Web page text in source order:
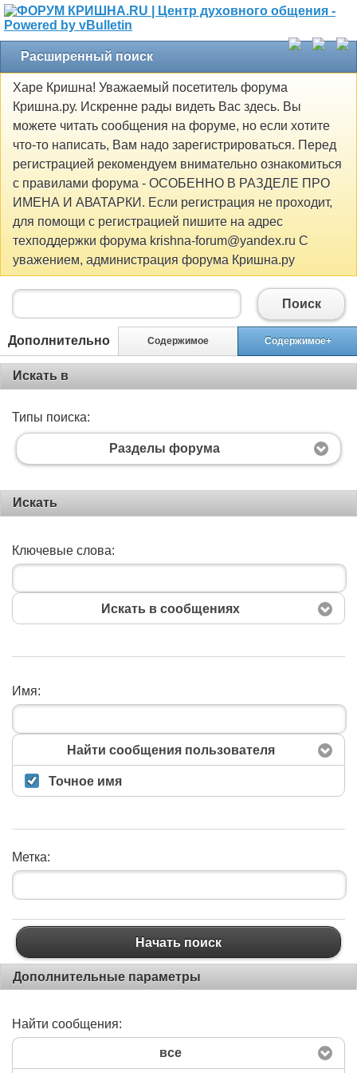
Расширенный поиск
Харе Кришна! Уважаемый посетитель форума
Кришна.ру. Искренне рады видеть Вас здесь. Вы
можете читать сообщения на форуме, но если хотите
что-то написать, Вам надо зарегистрироваться. Перед
регистрацией рекомендуем внимательно ознакомиться
с правилами форума - ОСОБЕННО В РАЗДЕЛЕ ПРО
ИМЕНА И АВАТАРКИ. Если регистрация не проходит,
для помощи с регистрацией пишите на адрес
техподдержки форума krishna-forum@yandex.ru С
уважением, администрация форума Кришна.ру
Поиск
Дополнительно Содержимое Содержимое+
Искать в
Типы поиска:
Разделы форума
Искать
Ключевые слова:
Искать в сообщениях
Имя:
Найти сообщения пользователя
Точное имя
Метка:
Начать поиск
Дополнительные параметры
Найти сообщения:
все